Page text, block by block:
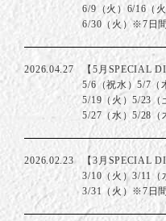
6/9（火）6/16（
6/30（火）※7日
2026.04.27
【5月SPECIAL
5/6（祝水）5/7（
5/19（火）5/23（
5/27（水）5/28
2026.02.23
【3月SPECIAL
3/10（火）3/11（
3/31（火）※7日間